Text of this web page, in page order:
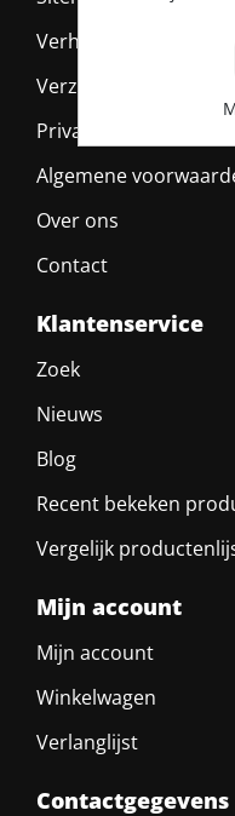
Verhuurvoorwaarden
Verzending & retour
Privacy policy
Algemene
Over ons
Contact
Klantenservice
Zoek
Nieuws
Blog
Recent bekeken
Vergelijk
Mijn account
Mijn account
Winkelwagen
Verlanglijst
Contactgegevens